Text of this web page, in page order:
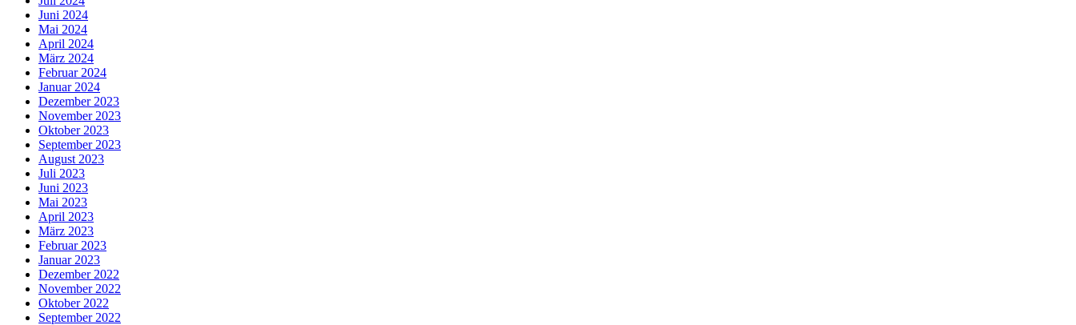
Juni 2024
Mai 2024
April 2024
März 2024
Februar 2024
Januar 2024
Dezember 2023
November 2023
Oktober 2023
September 2023
August 2023
Juli 2023
Juni 2023
Mai 2023
April 2023
März 2023
Februar 2023
Januar 2023
Dezember 2022
November 2022
Oktober 2022
September 2022